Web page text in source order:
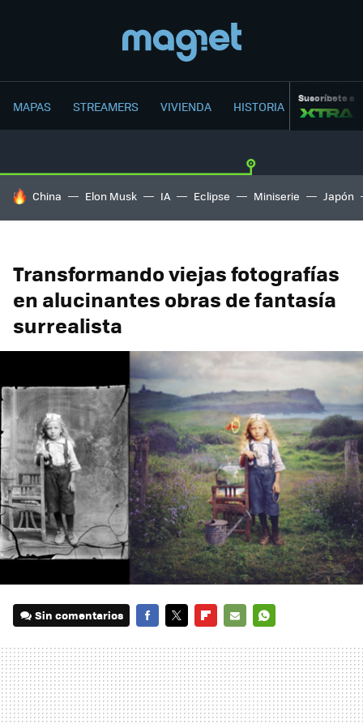
MAPAS STREAMERS VIVIENDA HISTORIA Suscríbete a
HOY SE HABLA DE
China Elon Musk IA Eclipse Miniserie Japón
Transformando viejas fotografías
en alucinantes obras de fantasía
surrealista
Sin comentarios
MAIL